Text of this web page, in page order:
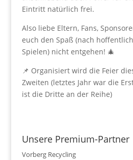
Eintritt natürlich frei.
Also liebe Eltern, Fans,
euch den Spaß (nach
Spielen) nicht entgehen! 🎄
📌 Organisiert wird die Feier
Zweiten (letztes Jahr war die
ist die Dritte an der Reihe)
Unsere Premium-Partner
Vorberg Recycling